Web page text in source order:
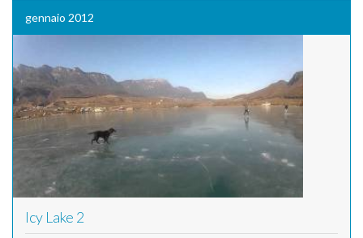
gennaio 2012
Icy Lake 2